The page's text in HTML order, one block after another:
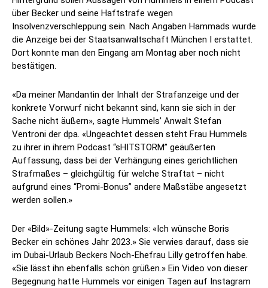
über Becker und seine Haftstrafe wegen
Insolvenzverschleppung sein. Nach Angaben Hammads wurde
die Anzeige bei der Staatsanwaltschaft München I erstattet.
Dort konnte man den Eingang am Montag aber noch nicht
bestätigen.
«Da meiner Mandantin der Inhalt der Strafanzeige und der
konkrete Vorwurf nicht bekannt sind, kann sie sich in der
Sache nicht äußern», sagte Hummels’ Anwalt Stefan
Ventroni der dpa. «Ungeachtet dessen steht Frau Hummels
zu ihrer in ihrem Podcast “sHITSTORM” geäußerten
Auffassung, dass bei der Verhängung eines gerichtlichen
Strafmaßes – gleichgültig für welche Straftat – nicht
aufgrund eines “Promi-Bonus” andere Maßstäbe angesetzt
werden sollen.»
Der «Bild»-Zeitung sagte Hummels: «Ich wünsche Boris
Becker ein schönes Jahr 2023.» Sie verwies darauf, dass sie
im Dubai-Urlaub Beckers Noch-Ehefrau Lilly getroffen habe.
«Sie lässt ihn ebenfalls schön grüßen.» Ein Video von dieser
Begegnung hatte Hummels vor einigen Tagen auf Instagram